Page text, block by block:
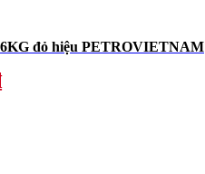
đỏ hiệu PETROVIETNAM